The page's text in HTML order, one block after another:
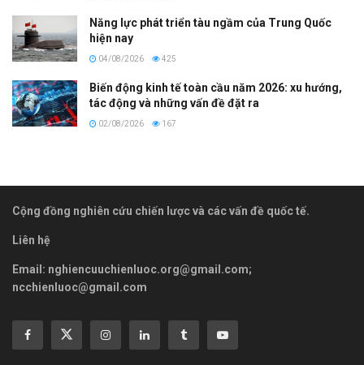
Năng lực phát triển tàu ngầm của Trung Quốc
hiện nay
04/08/2026 425
Biến động kinh tế toàn cầu năm 2026: xu hướng,
tác động và những vấn đề đặt ra
02/08/2026 167
Cộng đồng nghiên cứu chiến lược và các vấn đề quốc tế.
Liên hệ
Email: nghiencuuchienluoc.org@gmail.com;
ncchienluoc@gmail.com